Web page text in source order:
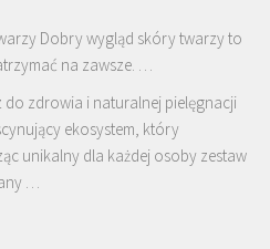
Dobry wygląd skóry twarzy to
na zawsze. …
zdrowia i naturalnej pielęgnacji
ekosystem, który
unikalny dla każdej osoby zestaw
…